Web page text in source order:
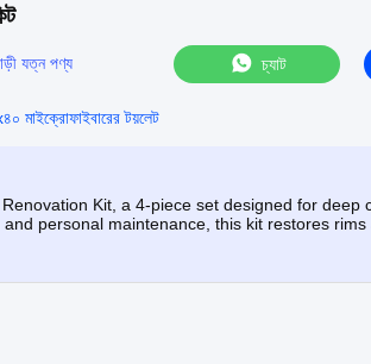
যত্ন পণ্য চ্যাট
মাইক্রোফাইবারের টয়লেট
Kit, a 4-piece set designed for deep
personal maintenance, this kit restores rims